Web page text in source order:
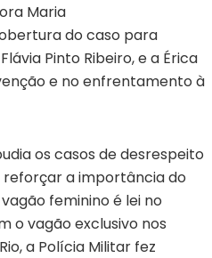
Maria
do caso para
Pinto Ribeiro, e a Érica
e no enfrentamento à
os casos de desrespeito
reforçar a importância do
feminino é lei no
o vagão exclusivo nos
a Polícia Militar fez